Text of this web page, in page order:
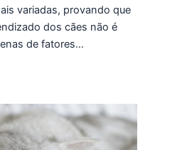
variadas, provando que
dos cães não é
de fatores…